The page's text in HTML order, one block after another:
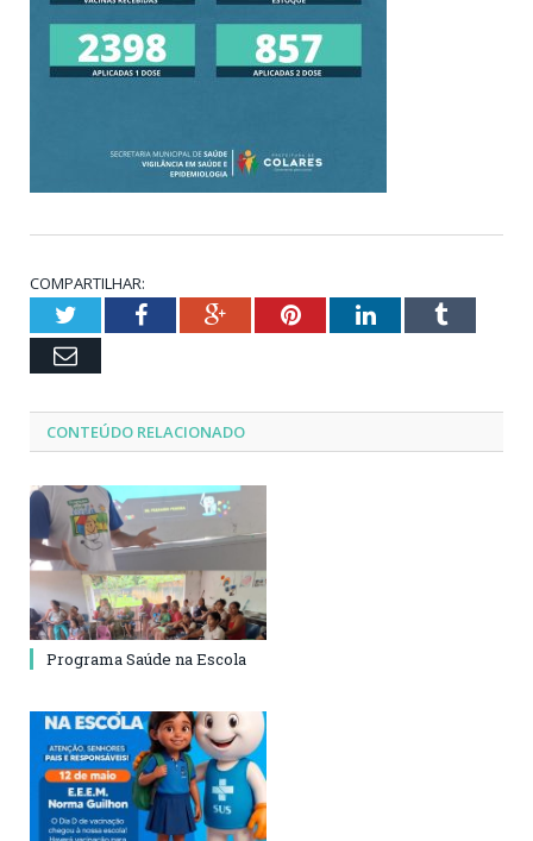
COMPARTILHAR:
TwitterFacebookGoogle+PinterestLinkedInTumblr
Email
CONTEÚDO RELACIONADO
Programa Saúde na Escola